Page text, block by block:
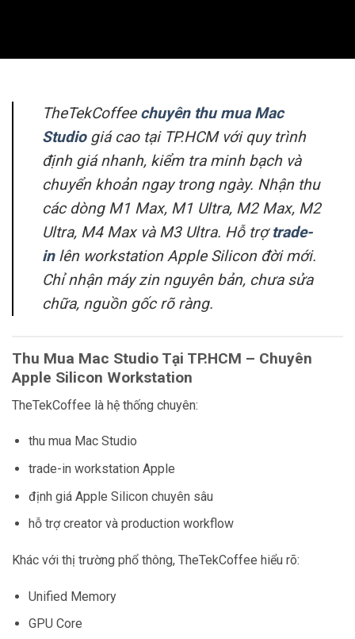
TheTekCoffee chuyên thu mua Mac
Studiogiá cao tại TP.HCM với quy trình
định giá nhanh, kiểm tra minh bạch và
chuyển khoản ngay trong ngày. Nhận thu
các dòng M1 Max, M1 Ultra, M2 Max, M2
Ultra, M4 Max và M3 Ultra. Hỗ trợtrade-
in lên workstation Apple Silicon đời mới.
Chỉ nhận máy zin nguyên bản, chưa sửa
chữa, nguồn gốc rõ ràng.
Thu Mua Mac Studio Tại TP.HCM – Chuyên
Apple Silicon Workstation
TheTekCoffee là hệ thống chuyên:
thu mua Mac Studio
trade-in workstation Apple
định giá Apple Silicon chuyên sâu
hỗ trợ creator và production workflow
Khác với thị trường phổ thông, TheTekCoffee hiểu rõ:
Unified Memory
GPU Core